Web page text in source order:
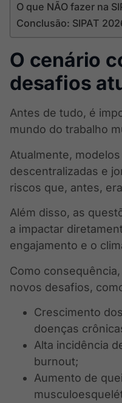
O que NÃO fazer na
Conclusão: SIPAT
O cenário
desafios
Antes de tudo, é
mundo do trabalho
Atualmente,
descentralizadas e
riscos que, antes,
Além disso, as
a impactar
engajamento e o
Como
novos desafios,
Crescimento
doenças
Alta incidência
burnout;
Aumento de